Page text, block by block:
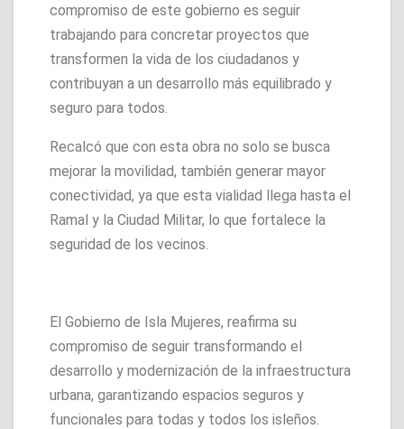
compromiso de este gobierno es seguir
trabajando para concretar proyectos que
transformen la vida de los ciudadanos y
contribuyan a un desarrollo más equilibrado y
seguro para todos.
Recalcó que con esta obra no solo se busca
mejorar la movilidad, también generar mayor
conectividad, ya que esta vialidad llega hasta el
Ramal y la Ciudad Militar, lo que fortalece la
seguridad de los vecinos.
El Gobierno de Isla Mujeres, reafirma su
compromiso de seguir transformando el
desarrollo y modernización de la infraestructura
urbana, garantizando espacios seguros y
funcionales para todas y todos los isleños.